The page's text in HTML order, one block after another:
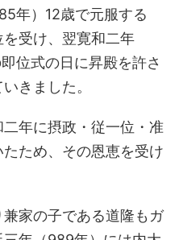
年）12歳で元服する
受け、翌寛和二年
位式の日に昇殿を許さ
きました。
年に摂政・従一位・准
ため、その恩恵を受け
家の子である道隆もガ